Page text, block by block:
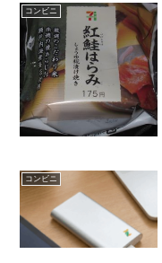
コンビニ
コンビニ